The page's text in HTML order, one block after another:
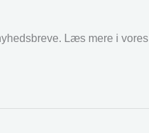
Læs mere i vores